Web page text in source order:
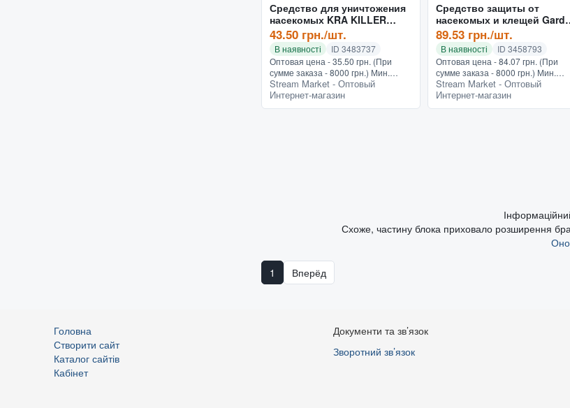
Средство для уничтожения
насекомых KRA KILLER
UNIVERSAL 405 мл
43.50 грн./шт.
В наявності
ID 3483737
Оптовая цена - 35.50 грн. (При
сумме заказа - 8000 грн.) Мин.
заказ - 150 грн.Дихлофос от всех
ползающих и летающих насекомых
Характеристики Назнач...
Stream Market - Оптовый
Интернет-магазин
Средство защиты от
насекомых и клещей
Extreme UNIMAX 125 мл
89.53 грн./шт.
В наявності
ID 3458793
Оптовая цена - 84.07 грн. (При
сумме заказа - 8000 грн.) Мин.
заказ - 150 грн.От всех летающих и
кровососущих насекомых.
Аэрозоль-репеллент. Характ...
Stream Market - Оптовый
Интернет-магазин
Схоже, частину блока приховало розширення
1 Вперёд
Головна
Створити сайт
Каталог сайтів
Кабінет
Документи та зв’язок
Зворотний зв’язок